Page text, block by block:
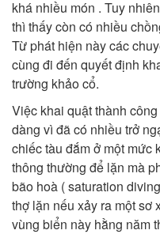
khá nhiều món . Tuy
thì thấy còn có nhiều
Từ phát hiện này các
cùng đi đến quyết định
trường khảo cổ.
Việc khai quật thành
dàng vì đã có nhiều trở
chiếc tàu đắm ở một mức
thông thường để lặn mà
bão hoà ( saturation
thợ lặn nếu xảy ra một sơ
vùng biển này hằng năm